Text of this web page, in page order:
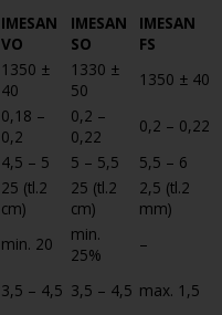
IMESAN
VO
IMESAN
SO
IMESAN
FS
1350 ±
40
1330 ±
50
1350 ± 40
0,18 –
0,2
0,2 –
0,22
0,2 – 0,22
4,5 – 5 5 – 5,5
5,5 – 6
25 (tl.2
cm)
25 (tl.2
cm)
2,5 (tl.2
mm)
min. 20
min.
25%
–
3,5 – 4,5 3,5 – 4,5 max. 1,5